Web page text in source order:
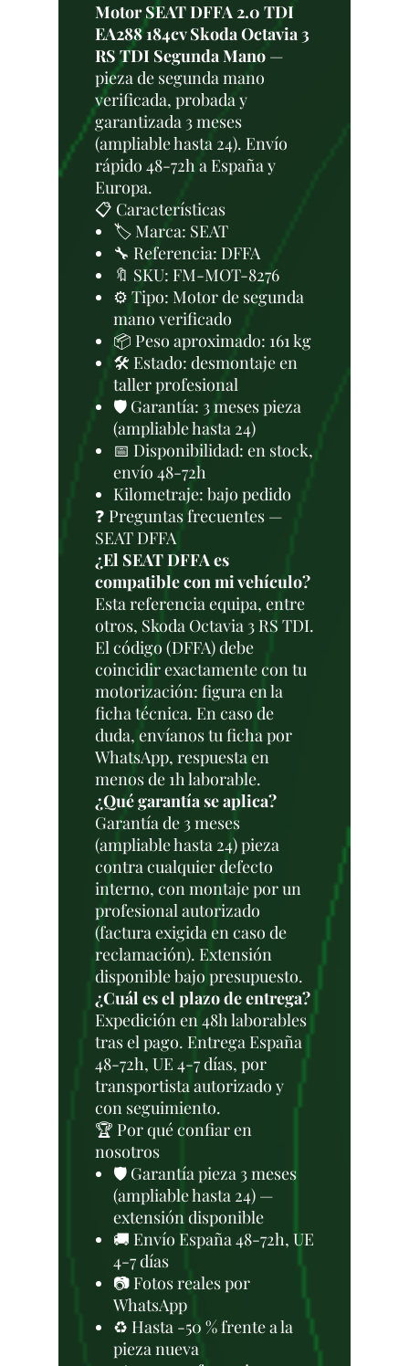
Motor SEAT DFFA 2.0 TDI
EA288 184cv Skoda Octavia 3
RS TDI Segunda Mano —
pieza de segunda mano
verificada, probada y
garantizada 3 meses
(ampliable hasta 24). Envío
rápido 48-72h a España y
Europa.
📋 Características
🏷️ Marca: SEAT
🔧 Referencia: DFFA
🔖 SKU: FM-MOT-8276
⚙️ Tipo: Motor de segunda
mano verificado
📦 Peso aproximado: 161 kg
🛠 Estado: desmontaje en
taller profesional
🛡️ Garantía: 3 meses pieza
(ampliable hasta 24)
📅 Disponibilidad: en stock,
envío 48-72h
Kilometraje: bajo pedido
❓ Preguntas frecuentes —
SEAT DFFA
¿El SEAT DFFA es
compatible con mi vehículo?
Esta referencia equipa, entre
otros, Skoda Octavia 3 RS TDI.
El código (DFFA) debe
coincidir exactamente con tu
motorización: figura en la
ficha técnica. En caso de
duda, envíanos tu ficha por
WhatsApp, respuesta en
menos de 1h laborable.
¿Qué garantía se aplica?
Garantía de 3 meses
(ampliable hasta 24) pieza
contra cualquier defecto
interno, con montaje por un
profesional autorizado
(factura exigida en caso de
reclamación). Extensión
disponible bajo presupuesto.
¿Cuál es el plazo de entrega?
Expedición en 48h laborables
tras el pago. Entrega España
48-72h, UE 4-7 días, por
transportista autorizado y
con seguimiento.
🏆 Por qué confiar en
nosotros
🛡️ Garantía pieza 3 meses
(ampliable hasta 24) —
extensión disponible
🚚 Envío España 48-72h, UE
4-7 días
📷 Fotos reales por
WhatsApp
♻️ Hasta -50 % frente a la
pieza nueva